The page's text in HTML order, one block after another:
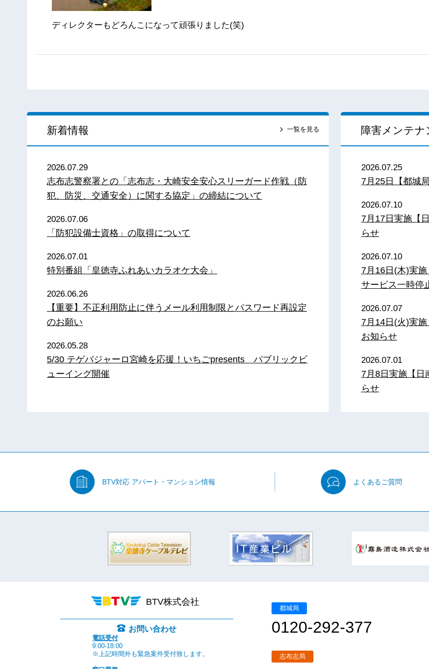
ディレクターもどろんこになって頑張りました(笑)
新着情報 一覧を見る
2026.07.29
志布志警察署との「志布志・大崎安全安心スリーガード作戦（防
犯、防災、交通安全）に関する協定」の締結について
2026.07.06
「防犯設備士資格」の取得について
2026.07.01
特別番組「皇徳寺ふれあいカラオケ大会」
2026.06.26
【重要】不正利用防止に伴うメール利用制限とパスワード再設定
のお願い
2026.05.28
5/30 テゲバジャーロ宮崎を応援！いちごpresents パブリックビ
ューイング開催
障害メンテナ
2026.07.25
7月25日【都城
2026.07.10
7月17日実施【
らせ
2026.07.10
7月16日(木)実
サービス一時停
2026.07.07
7月14日(火)実
お知らせ
2026.07.01
7月8日実施【日
らせ
BTV対応 アパート・マンション情報 よくあるご質問
BTV株式会社
お問い合わせ
電話受付
9:00-18:00
※上記時間外も緊急案件受付致します。
都城局
0120-292-377
志布志局